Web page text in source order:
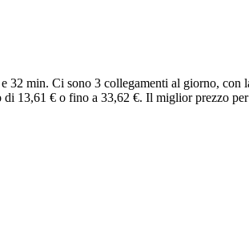
min. Ci sono 3 collegamenti al giorno, con
13,61 € o fino a 33,62 €. Il miglior prezzo